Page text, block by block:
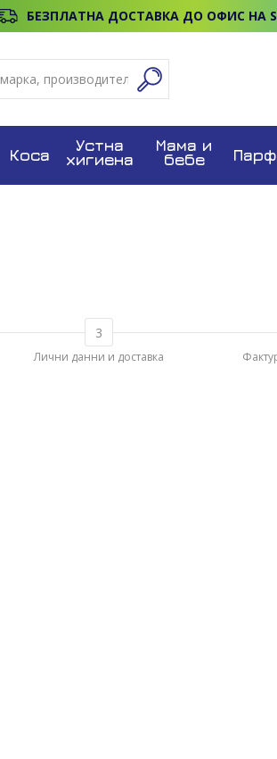
БЕЗПЛАТНА ДОСТАВКА ДО ОФИС НА
Коса
Устна
хигиена
Мама и
бебе
Лични данни и доставка